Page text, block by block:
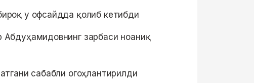
у офсайдда қолиб кетибди
зарбаси ноаниқ
сабабли огоҳлантирилди